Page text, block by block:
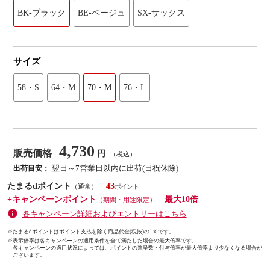
BK-ブラック BE-ベージュ SX-サックス
サイズ
58・S 64・M 70・M 76・L
販売価格 4,730 円 （税込）
出荷目安： 翌日～7営業日以内に出荷(日祝休除)
たまるdポイント
（通常）
43
+キャンペーンポイント
（期間・用途限定）
最大10倍
各キャンペーン詳細およびエントリーはこちら
※たまるdポイントはポイント支払を除く商品代金(税抜)の1％です。
※表示倍率は各キャンペーンの適用条件を全て満たした場合の最大倍率です。
各キャンペーンの適用状況によっては、ポイントの進呈数・付与倍率が最大倍率より少なくなる場合が
ございます。